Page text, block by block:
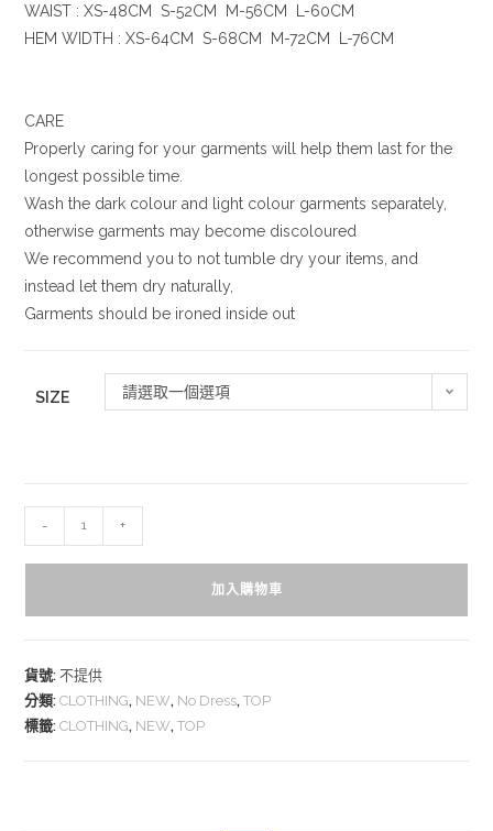
WAIST : XS-48CM S-52CM M-56CM L-60CM
HEM WIDTH : XS-64CM S-68CM M-72CM L-76CM
CARE
Properly caring for your garments will help them last for the
longest possible time.
Wash the dark colour and light colour garments separately,
otherwise garments may become discoloured
We recommend you to not tumble dry your items, and
instead let them dry naturally,
Garments should be ironed inside out
SIZE 請選取一個選項
- +
加入購物車
貨號:不提供
分類:CLOTHING, NEW, No Dress,TOP
標籤:CLOTHING, NEW,TOP